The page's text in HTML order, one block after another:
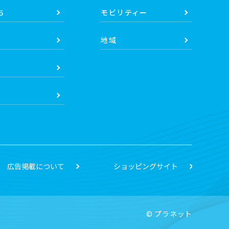
モビリティー
地域
広告掲載について ショッピングサイト
© プラネット